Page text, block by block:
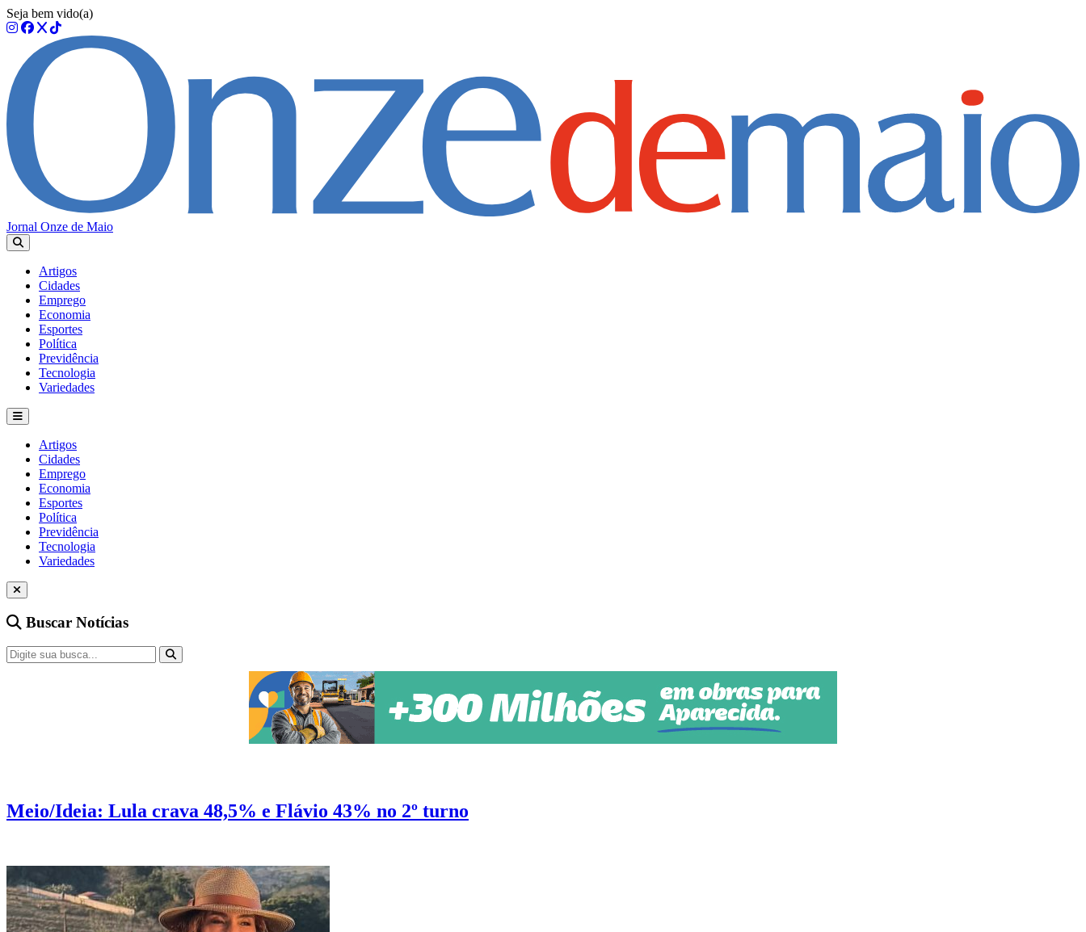
Seja bem vido(a)
Jornal Onze de Maio
Artigos
Cidades
Emprego
Economia
Esportes
Política
Previdência
Tecnologia
Variedades
Artigos
Cidades
Emprego
Economia
Esportes
Política
Previdência
Tecnologia
Variedades
Buscar Notícias
Meio/Ideia: Lula crava 48,5% e Flávio 43% no 2º turno